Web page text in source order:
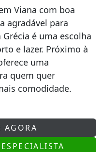
Viana com boa
agradável para
é uma escolha
e lazer. Próximo à
uma
quem quer
comodidade.
AGORA